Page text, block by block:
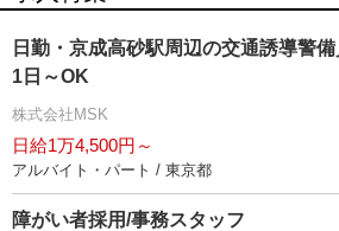
日勤・京成高砂駅周辺の交通誘導警
1日～OK
株式会社MSK
日給1万4,500円～
アルバイト・パート / 東京都
障がい者採用/事務スタッフ